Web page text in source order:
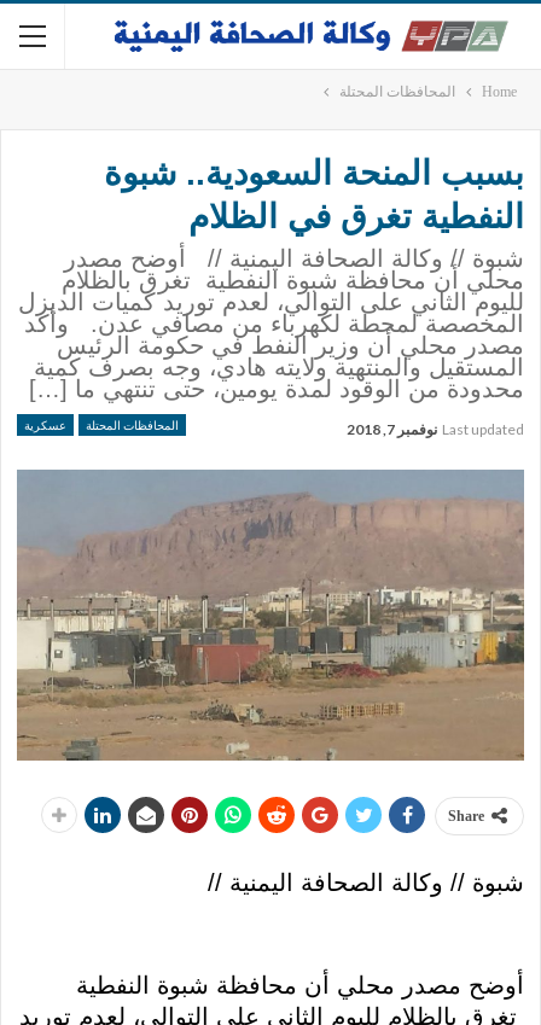
Home المحافظات المحتلة
بسبب المنحة السعودية.. شبوة
النفطية تغرق في الظلام
شبوة // وكالة الصحافة اليمنية // أوضح مصدر
محلي أن محافظة شبوة النفطية تغرق بالظلام
لليوم الثاني على التوالي، لعدم توريد كميات الديزل
المخصصة لمحطة لكهرباء من مصافي عدن. وأكد
مصدر محلي أن وزير النفط في حكومة الرئيس
المستقيل والمنتهية ولايته هادي، وجه بصرف كمية
محدودة من الوقود لمدة يومين، حتى تنتهي ما […]
المحافظات المحتلة عسكرية Last updated نوفمبر 7, 2018
Share
شبوة // وكالة الصحافة اليمنية //
أوضح مصدر محلي أن محافظة شبوة النفطية
تغرق بالظلام لليوم الثاني على التوالي، لعدم توريد